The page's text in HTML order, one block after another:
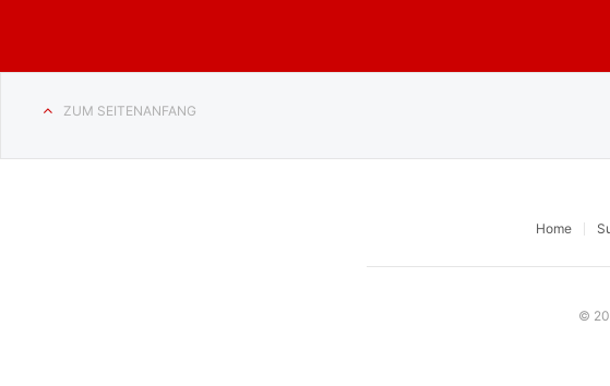
ZUM SEITENANFANG
Home
©